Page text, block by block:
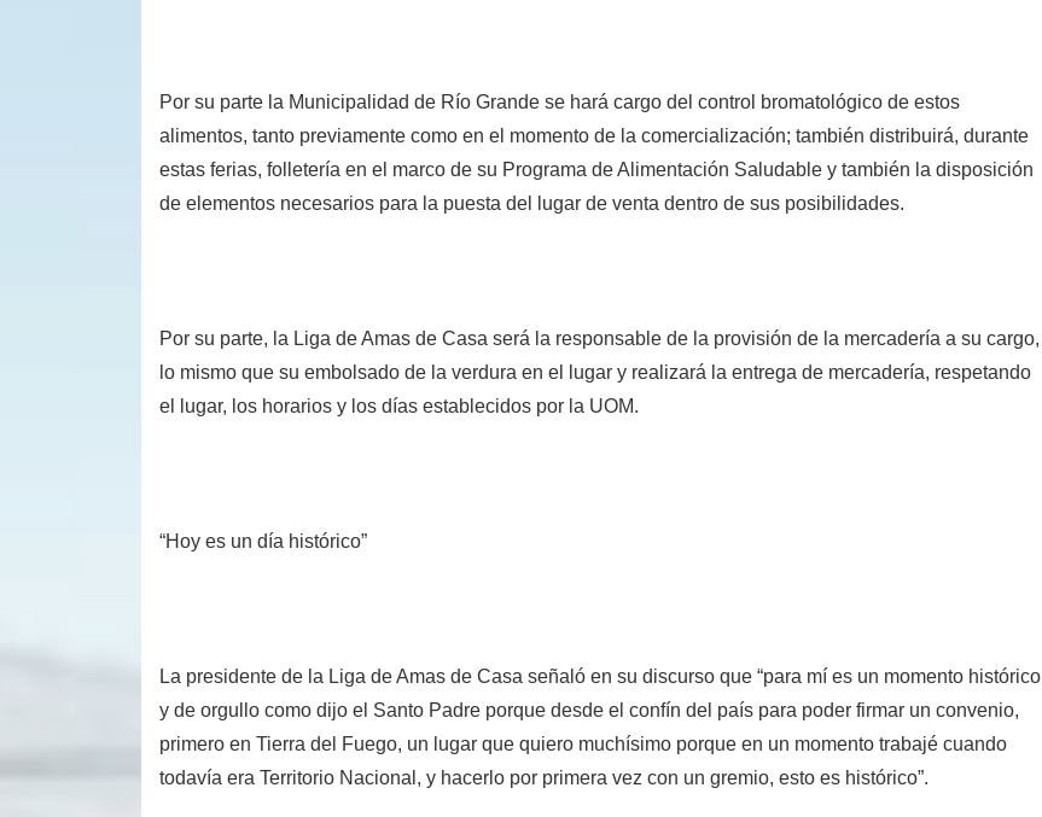
Por su parte la Municipalidad de Río Grande se hará cargo del control bromatológico de estos
alimentos, tanto previamente como en el momento de la comercialización; también distribuirá, durante
estas ferias, folletería en el marco de su Programa de Alimentación Saludable y también la disposición
de elementos necesarios para la puesta del lugar de venta dentro de sus posibilidades.
Por su parte, la Liga de Amas de Casa será la responsable de la provisión de la mercadería a su cargo,
lo mismo que su embolsado de la verdura en el lugar y realizará la entrega de mercadería, respetando
el lugar, los horarios y los días establecidos por la UOM.
“Hoy es un día histórico”
La presidente de la Liga de Amas de Casa señaló en su discurso que “para mí es un momento histórico
y de orgullo como dijo el Santo Padre porque desde el confín del país para poder firmar un convenio,
primero en Tierra del Fuego, un lugar que quiero muchísimo porque en un momento trabajé cuando
todavía era Territorio Nacional, y hacerlo por primera vez con un gremio, esto es histórico”.